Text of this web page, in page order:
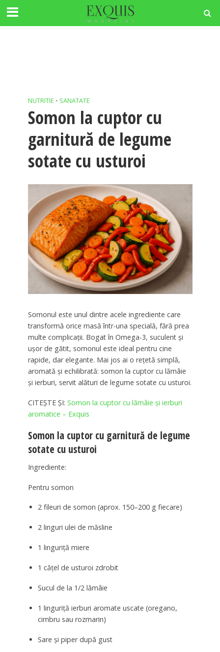
NUTRITIE • SANATATE
Somon la cuptor cu
garnitură de legume
sotate cu usturoi
Somonul este unul dintre acele ingrediente care
transformă orice masă într-una specială, fără prea
multe complicații. Bogat în Omega-3, suculent și
ușor de gătit, somonul este ideal pentru cine
rapide, dar elegante. Mai jos ai o rețetă simplă,
aromată și echilibrată: somon la cuptor cu lămâie
și ierburi, servit alături de legume sotate cu usturoi.
CITEȘTE ȘI: Somon la cuptor cu lămâie și ierburi
aromatice – Exquis
Somon la cuptor cu garnitură de legume
sotate cu usturoi
Ingrediente:
Pentru somon
2 fileuri de somon (aprox. 150–200 g fiecare)
2 linguri ulei de măsline
1 linguriță miere
1 cățel de usturoi zdrobit
Sucul de la 1/2 lămâie
1 linguriță ierburi aromate uscate (oregano,
cimbru sau rozmarin)
Sare și piper după gust